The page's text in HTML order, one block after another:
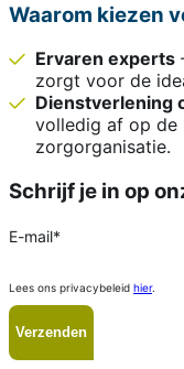
Waarom kiezen
Ervaren experts
zorgt voor de
Dienstverlening
volledig af op de
zorgorganisatie.
Schrijf je in op
E-mail*
Lees ons privacybeleid hier.